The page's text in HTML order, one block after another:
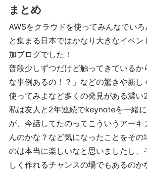
まとめ
AWSをクラウドを使ってみんなでいろ
と集まる日本ではかなり大きなイベン
加ブログでした！
普段少しずつだけど触ってきているか
な事例あるの！？」などの驚きや新し
使ってみよなど多くの発見がある濃い
私は友人と2年連続でkeynoteを一緒
が、今話してたのってこういうアーキ
んのかな？など気になったことをその
のは本当に楽しいなと思いましたし、
しく作れるチャンスの場でもあるのか